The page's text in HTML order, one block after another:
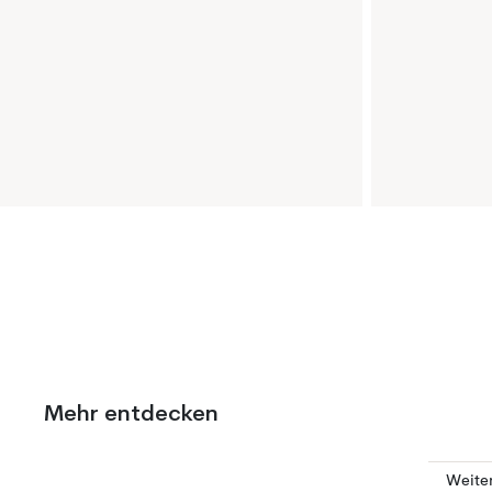
Mehr entdecken